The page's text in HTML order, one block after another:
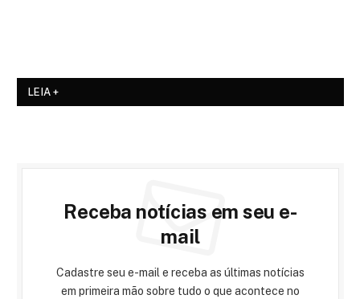
LEIA +
Receba notícias em seu e-
mail
Cadastre seu e-mail e receba as últimas notícias
em primeira mão sobre tudo o que acontece no